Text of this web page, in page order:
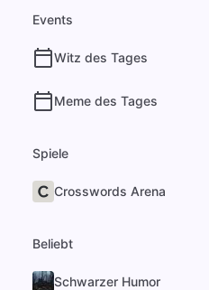
Events
Witz des Tages
Meme des Tages
Spiele
Crosswords Arena
Beliebt
Schwarzer Humor